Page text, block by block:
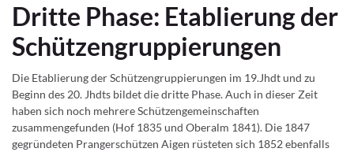
Dritte Phase: Etablierung der
Schützengruppierungen
Die Etablierung der Schützengruppierungen im 19.Jhdt und zu
Beginn des 20. Jhdts bildet die dritte Phase. Auch in dieser Zeit
haben sich noch mehrere Schützengemeinschaften
zusammengefunden (Hof 1835 und Oberalm 1841). Die 1847
gegründeten Prangerschützen Aigen rüsteten sich 1852 ebenfalls